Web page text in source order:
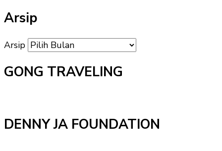
Arsip
Arsip
GONG TRAVELING
DENNY JA FOUNDATION